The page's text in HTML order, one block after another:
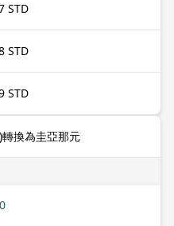
STD
STD
STD
換為圭亞那元